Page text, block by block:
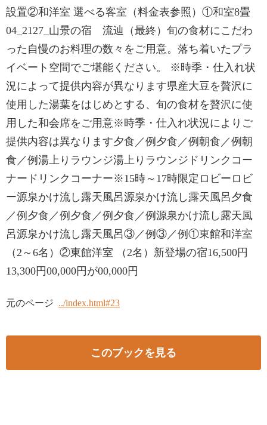
設置②和洋室 選べる客室（料金表参照）①和室8畳
04_2127_山景の宿 流辿（最終）旬の食材にこだわ
った自慢のお料理の数々をご用意。落ち着いたプラ
イベート空間でご堪能ください。 ※時季・仕入れ状
況によって提供内容が異なります県産大豆を贅沢に
使用した湯葉をはじめとする、旬の食材を贅沢に使
用した和会席をご用意※時季・仕入れ状況によりご
提供内容は異なります夕食／例夕食／例朝食／例朝
食／例湯上りラウンジ湯上りラウンジドリンクコー
ナードリンクコーナー※15時～17時限定ロビーロビ
ー源泉かけ流し露天風呂源泉かけ流し露天風呂夕食
／例夕食／例夕食／例夕食／例源泉かけ流し露天風
呂源泉かけ流し露天風呂③／例③／例①東館和洋室
（2～6名）②東館洋室 （2名）新登場の宿16,500円
13,300円00,000円が00,000円
元のページ ../index.html#23
このブックを見る